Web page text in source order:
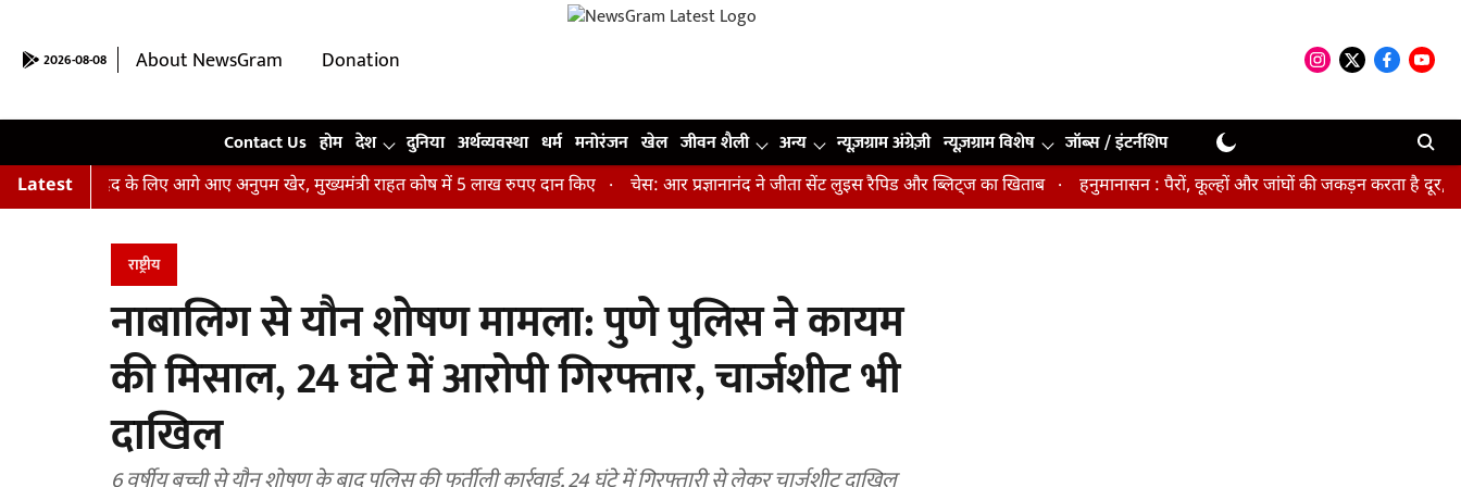
2026-08-08 About NewsGram
Donation
Contact Us होम देश दुनिया अर्थव्यवस्था धर्म मनोरंजन खेल जीवन शैली अन्य न्यूज़ग्राम अंग्रेज़ी न्यूज़ग्राम विशेष जॉब्स / इंटर्नशिप
Latest
की मदद के लिए आगे आए अनुपम खेर, मुख्यमंत्री राहत कोष में 5 लाख रुपए दान किए चेस: आर प्रज्ञानानंद ने जीता सेंट लुइस रैपिड और ब्लिट्ज का खिताब हनुमानासन : पैरों, कूल्हों और जांघों की जकड़न करता है दूर,
राष्ट्रीय
नाबालिग से यौन शोषण मामला: पुणे पुलिस ने कायम
की मिसाल, 24 घंटे में आरोपी गिरफ्तार, चार्जशीट भी
दाखिल